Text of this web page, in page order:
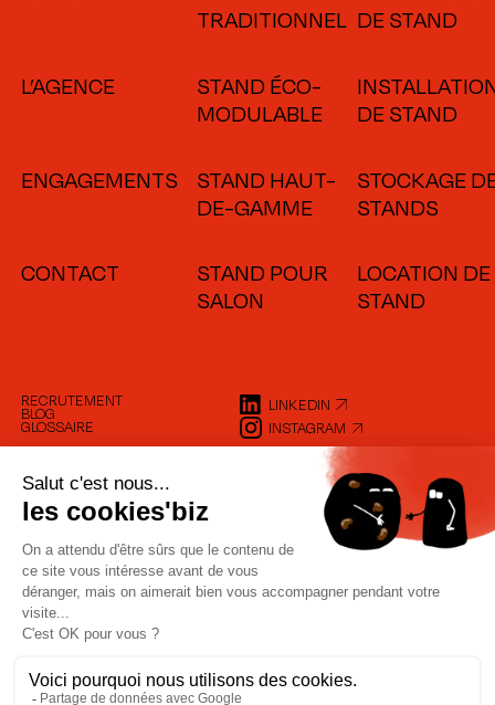
LE GUIDE !
L’AGENCE
ENGAGEMENTS
CONTACT
TRADITIONNEL
STAND ÉCO-
MODULABLE
STAND HAUT-
DE-GAMME
STAND POUR
SALON
DE STAND
DE STAND
STOCKAGE
STANDS
LOCATION DE
STAND
RECRUTEMENT
BLOG
GLOSSAIRE
LINKEDIN
INSTAGRAM